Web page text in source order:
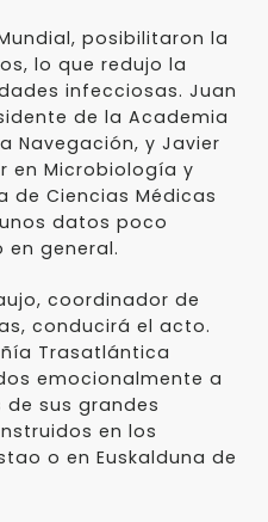
posibilitaron la
lo que redujo la
infecciosas. Juan
de la Academia
Navegación, y Javier
en Microbiología y
de Ciencias Médicas
datos poco
general.
coordinador de
conducirá el acto.
Trasatlántica
emocionalmente a
de sus grandes
en los
o en Euskalduna de